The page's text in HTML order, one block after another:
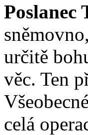
Poslanec
určitě
věc. Ten
celá